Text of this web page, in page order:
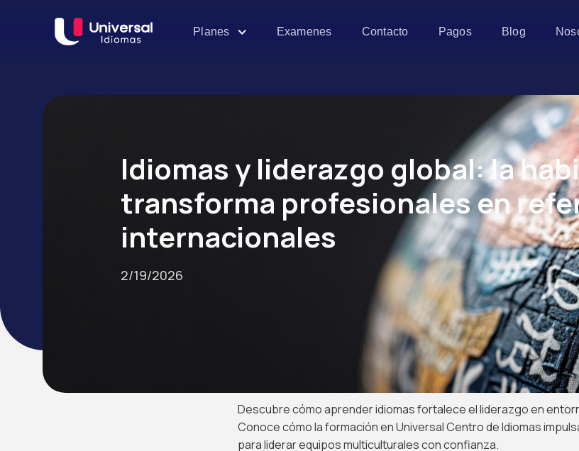
Planes Examenes Contacto Pagos Blog
Idiomas y liderazgo global: la
transforma profesionales en
internacionales
2/19/2026
Descubre cómo aprender idiomas fortalece el liderazgo en
Conoce cómo la formación en Universal Centro de Idiomas
para liderar equipos multiculturales con confianza.